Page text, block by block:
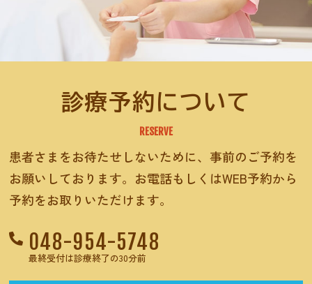
診療予約について
RESERVE
患者さまをお待たせしないために、事前のご予約を
お願いしております。お電話もしくはWEB予約から
予約をお取りいただけます。
048-954-5748
最終受付は診療終了の30分前